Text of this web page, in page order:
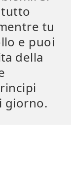
tutto
tu
e puoi
della
giorno.